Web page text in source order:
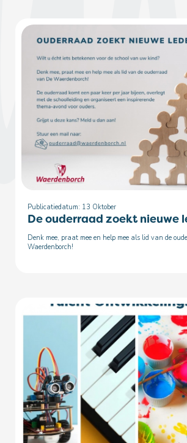
Publicatiedatum: 13 Oktober
De ouderraad zoekt nieuwe
Denk mee, praat mee en help mee als lid van de
Waerdenborch!